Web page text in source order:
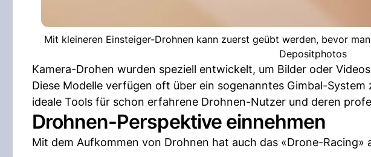
Mit kleineren Einsteiger-Drohnen kann zuerst geübt werden, bevor
Depositphotos
Kamera-Drohen wurden speziell entwickelt, um Bilder oder
Diese Modelle verfügen oft über ein sogenanntes Gimbal-System
ideale Tools für schon erfahrene Drohnen-Nutzer und deren
Drohnen-Perspektive einnehmen
Mit dem Aufkommen von Drohnen hat auch das «Drone-Racing»